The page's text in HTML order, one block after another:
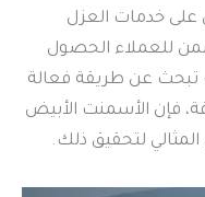
على خدمات العزل
للعملاء الحصول
تبحث عن طريقة فعالة
فإن الأسمنت الأبيض
لتحقيق ذلك.